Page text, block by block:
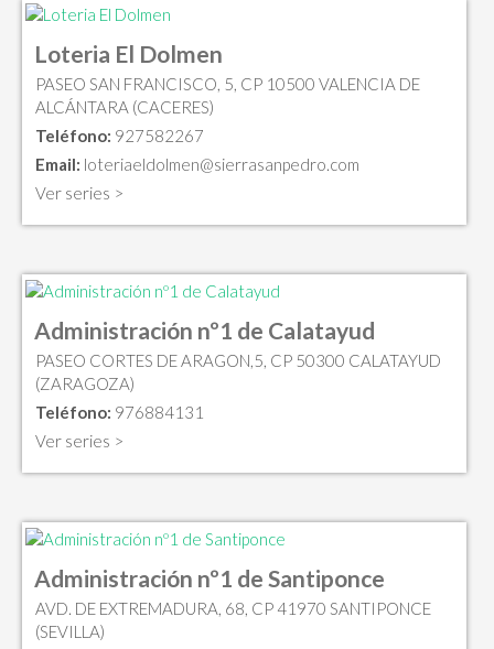
Loteria El Dolmen
PASEO SAN FRANCISCO, 5, CP 10500 VALENCIA DE
ALCÁNTARA (CACERES)
Teléfono: 927582267
Email: loteriaeldolmen@sierrasanpedro.com
Ver series >
Administración nº1 de Calatayud
PASEO CORTES DE ARAGON,5, CP 50300 CALATAYUD
(ZARAGOZA)
Teléfono: 976884131
Ver series >
Administración nº1 de Santiponce
AVD. DE EXTREMADURA, 68, CP 41970 SANTIPONCE
(SEVILLA)